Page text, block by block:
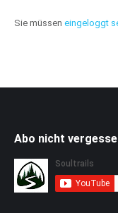
Sie müssen eingeloggt
Abo nicht